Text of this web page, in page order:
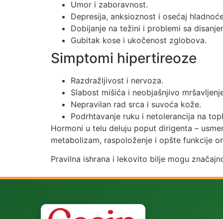
Umor i zaboravnost.
Depresija, anksioznost i osećaj
Dobijanje na težini i problemi sa
Gubitak kose i ukočenost zglobova.
Simptomi hipertireoze
Razdražljivost i nervoza.
Slabost mišića i neobjašnjivo
Nepravilan rad srca i suvoća kože.
Podrhtavanje ruku i netolerancija na
Hormoni u telu deluju poput dirigenta –
metabolizam, raspoloženje i opšte funkcije
Pravilna ishrana i lekovito bilje mogu